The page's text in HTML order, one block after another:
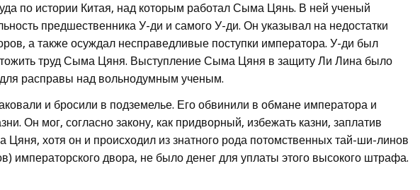
по истории Китая, над которым работал Сыма Цянь. В ней ученый
предшественника У-ди и самого У-ди. Он указывал на недостатки
а также осуждал несправедливые поступки императора. У-ди был
труд Сыма Цяня. Выступление Сыма Цяня в защиту Ли Лина было
для расправы над вольнодумным ученым.
и бросили в подземелье. Его обвинили в обмане императора и
Он мог, согласно закону, как придворный, избежать казни, заплатив
хотя он и происходил из знатного рода потомственных тай-ши-линов
императорского двора, не было денег для уплаты этого высокого штрафа.